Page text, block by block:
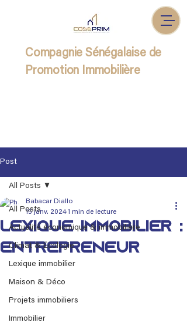
Compagnie Sénégalaise de
Promotion Immobilière
Post
All Posts
Actualité économique & immobilière
Climat & Écologie
Lexique immobilier
Maison & Déco
Projets immobiliers
Immobilier
All Posts
Lexique immobilier :
Entrepreneur
Babacar Diallo
15 janv. 2024 1 min de lecture